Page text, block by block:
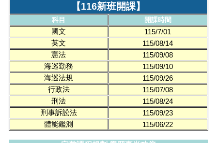
【116新班開課】
科目 開課時間
國文
115/7/01
英文
115/08/14
憲法
115/09/08
海巡勤務
115/09/10
海巡法規
115/09/26
行政法
115/07/08
刑法
115/08/24
刑事訴訟法
115/09/23
體能鑑測
115/06/22